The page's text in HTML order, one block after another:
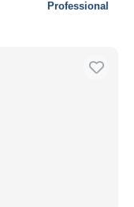
Professional